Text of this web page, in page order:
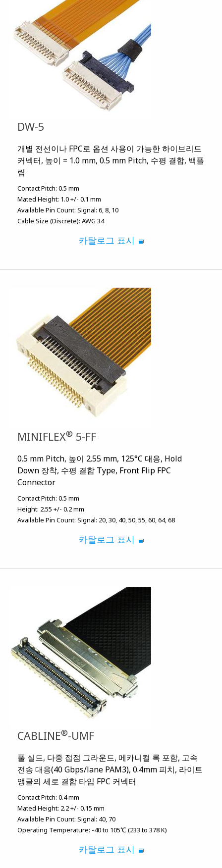
DW-5
개별 전선이나 FPC로 옵션 사용이 가능한 하이브리드
커넥터, 높이 = 1.0 mm, 0.5 mm Pitch, 수평 결합, 백플
립
Contact Pitch: 0.5 mm
Mated Height: 1.0 +/- 0.1 mm
Available Pin Count: Signal: 6, 8, 10
Cable Size (Discrete): AWG 34
카탈로그 표시
MINIFLEX® 5-FF
0.5 mm Pitch, 높이 2.55 mm, 125°C 대응, Hold
Down 장착, 수평 결합 Type, Front Flip FPC
Connector
Contact Pitch: 0.5 mm
Height: 2.55 +/- 0.2 mm
Available Pin Count: Signal: 20, 30, 40, 50, 55, 60, 64, 68
카탈로그 표시
CABLINE®-UMF
풀 실드, 다중 접점 그라운드, 메카니컬 록 포함, 고속
전송 대응(40 Gbps/lane PAM3), 0.4mm 피치, 라이트
앵글의 세로 결합 타입 FPC 커넥터
Contact Pitch: 0.4 mm
Mated Height: 2.2 +/- 0.15 mm
Available Pin Count: Signal: 40, 70
Operating Temperature: -40 to 105℃ (233 to 378 K)
카탈로그 표시